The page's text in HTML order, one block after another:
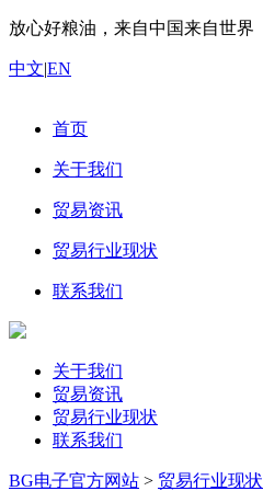
放心好粮油，来自中国来自世界
中文|EN
首页
关于我们
贸易资讯
贸易行业现状
联系我们
关于我们
贸易资讯
贸易行业现状
联系我们
BG电子官方网站 > 贸易行业现状